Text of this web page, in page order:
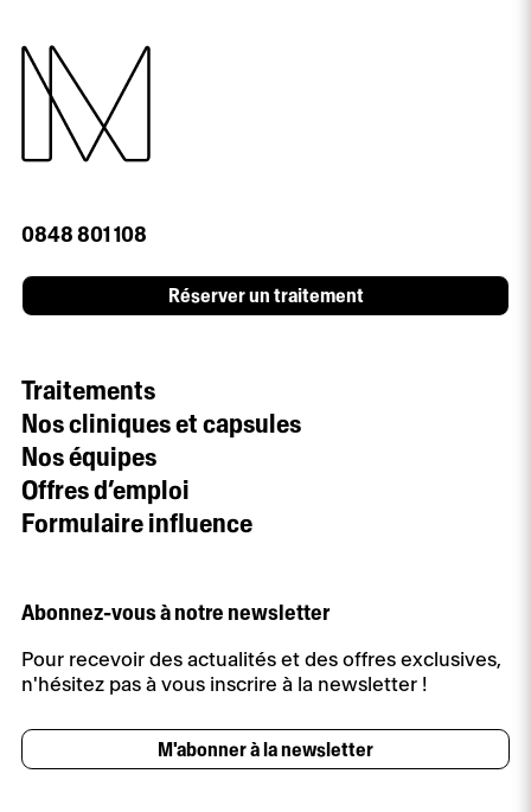
0848 801 108
Réserver un traitement
Traitements
Nos cliniques et capsules
Nos équipes
Offres d’emploi
Formulaire influence
Abonnez-vous à notre newsletter
Pour recevoir des actualités et des offres exclusives,
n'hésitez pas à vous inscrire à la newsletter !
M'abonner à la newsletter